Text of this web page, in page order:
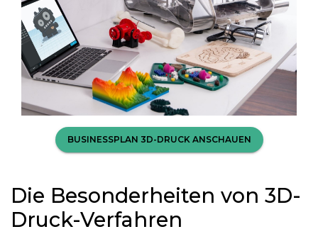
BUSINESSPLAN 3D-DRUCK ANSCHAUEN
Die Besonderheiten von 3D-
Druck-Verfahren